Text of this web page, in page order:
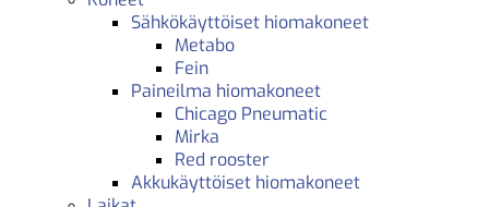
Sähkökäyttöiset hiomakoneet
Metabo
Fein
Paineilma hiomakoneet
Chicago Pneumatic
Mirka
Red rooster
Akkukäyttöiset hiomakoneet